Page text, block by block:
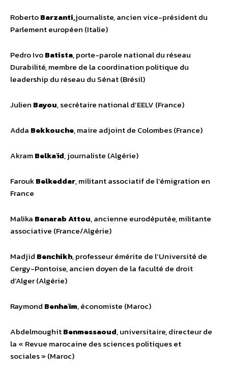
RobertoBarzanti,journaliste, ancien vice-président du
Parlement européen (Italie)
Pedro IvoBatista, porte-parole national du réseau
Durabilité, membre de la coordination politique du
leadership du réseau du Sénat (Brésil)
Julien Bayou, secrétaire national d’EELV (France)
Adda Bekkouche, maire adjoint de Colombes (France)
AkramBelkaïd, journaliste (Algérie)
FaroukBelkeddar, militant associatif de l’émigration en
France
Malika Benarab Attou, ancienne eurodéputée, militante
associative (France/Algérie)
Madjid Benchikh, professeur émérite de l’Université de
Cergy-Pontoise, ancien doyen de la faculté de droit
d’Alger (Algérie)
Raymond Benhaïm, économiste (Maroc)
AbdelmoughitBenmessaoud, universitaire, directeur de
la « Revue marocaine des sciences politiques et
sociales » (Maroc)